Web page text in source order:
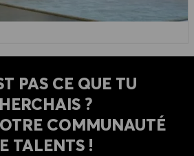
PAS CE QUE TU
?
COMMUNAUTÉ
TALENTS !